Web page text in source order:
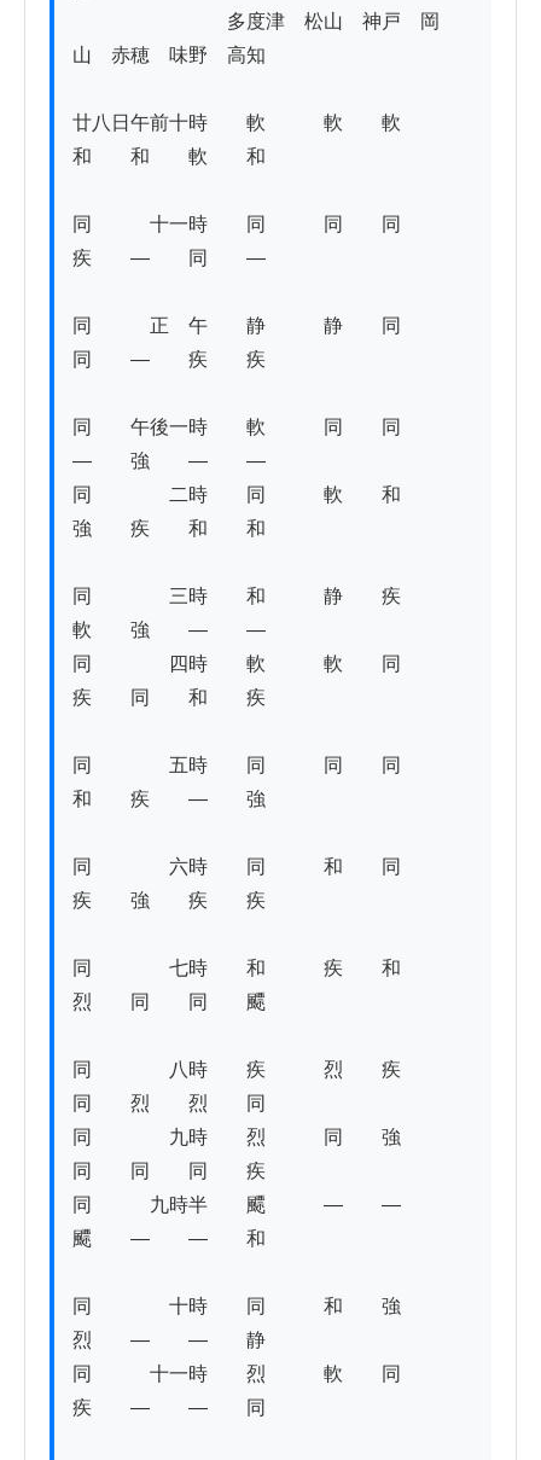
多度津　松山　神戸　岡
山　赤穂　味野　高知
廿八日午前十時　　軟　　　軟　　軟
和　　和　　軟　　和
同　　　十一時　　同　　　同　　同
疾　　―　　同　　―
同　　　正　午　　静　　　静　　同
同　　―　　疾　　疾
同　　午後一時　　軟　　　同　　同
―　　強　　―　　―
同　　　　二時　　同　　　軟　　和
強　　疾　　和　　和
同　　　　三時　　和　　　静　　疾
軟　　強　　―　　―
同　　　　四時　　軟　　　軟　　同
疾　　同　　和　　疾
同　　　　五時　　同　　　同　　同
和　　疾　　―　　強
同　　　　六時　　同　　　和　　同
疾　　強　　疾　　疾
同　　　　七時　　和　　　疾　　和
烈　　同　　同　　飃
同　　　　八時　　疾　　　烈　　疾
同　　烈　　烈　　同
同　　　　九時　　烈　　　同　　強
同　　同　　同　　疾
同　　　九時半　　飃　　　―　　―
飃　　―　　―　　和
同　　　　十時　　同　　　和　　強
烈　　―　　―　　静
同　　　十一時　　烈　　　軟　　同
疾　　―　　―　　同